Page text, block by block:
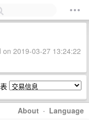
2019-03-27 13:24:22
About · Language